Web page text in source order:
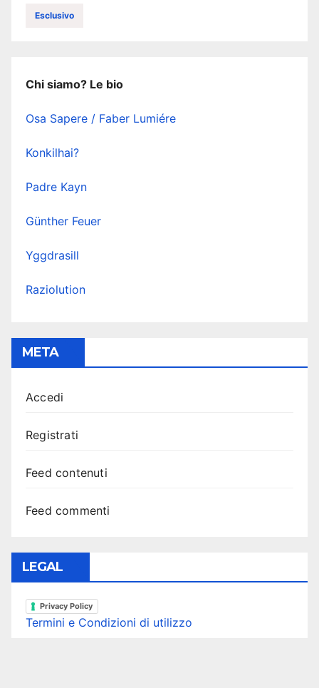
Esclusivo
Chi siamo? Le bio
Osa Sapere / Faber Lumiére
Konkilhai?
Padre Kayn
Günther Feuer
Yggdrasill
Raziolution
META
Accedi
Registrati
Feed contenuti
Feed commenti
LEGAL
Privacy Policy
Termini e Condizioni di utilizzo